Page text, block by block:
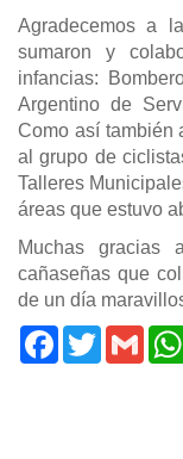
Agradecemos a
sumaron y
infancias:
Argentino de
Como así también
al grupo de
Talleres
áreas que estuvo
Muchas
cañaseñas que
de un día
Facebook
Twitter